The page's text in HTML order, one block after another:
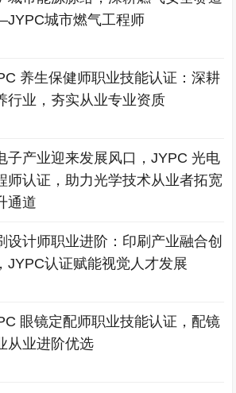
城市燃气工程师
养生保健师职业技能认证：深耕
行业，夯实从业专业资质
子产业迎来发展风口，JYPC 光电
师认证，助力光学技术从业者拓宽
通道
设计师职业进阶：印刷产业融合创
JYPC认证赋能视觉人才发展
眼镜定配师职业技能认证，配镜
从业进阶优选